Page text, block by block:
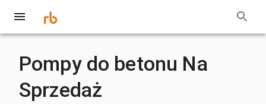
Pompy do betonu Na
Sprzedaż